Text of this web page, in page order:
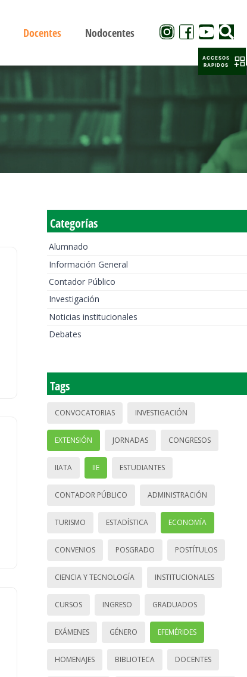
Docentes Nodocentes
Categorías
Alumnado
Información General
Contador Público
Investigación
Noticias institucionales
Debates
Tags
CONVOCATORIAS INVESTIGACIÓN
EXTENSIÓN JORNADAS CONGRESOS
IIATA IIE ESTUDIANTES
CONTADOR PÚBLICO ADMINISTRACIÓN
TURISMO ESTADÍSTICA ECONOMÍA
CONVENIOS POSGRADO POSTÍTULOS
CIENCIA Y TECNOLOGÍA INSTITUCIONALES
CURSOS INGRESO GRADUADOS
EXÁMENES GÉNERO EFEMÉRIDES
HOMENAJES BIBLIOTECA DOCENTES
ACCESOS
RAPIDOS